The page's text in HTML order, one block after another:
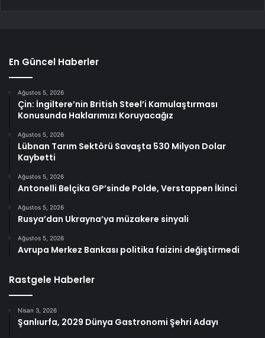
En Güncel Haberler
Ağustos 5, 2026
Çin: İngiltere’nin British Steel’i Kamulaştırması
Konusunda Haklarımızı Koruyacağız
Ağustos 5, 2026
Lübnan Tarım Sektörü Savaşta 530 Milyon Dolar
Kaybetti
Ağustos 5, 2026
Antonelli Belçika GP’sinde Polde, Verstappen İkinci
Ağustos 5, 2026
Rusya’dan Ukrayna’ya müzakere sinyali
Ağustos 5, 2026
Avrupa Merkez Bankası politika faizini değiştirmedi
Rastgele Haberler
Nisan 3, 2026
Şanlıurfa, 2029 Dünya Gastronomi Şehri Adayı